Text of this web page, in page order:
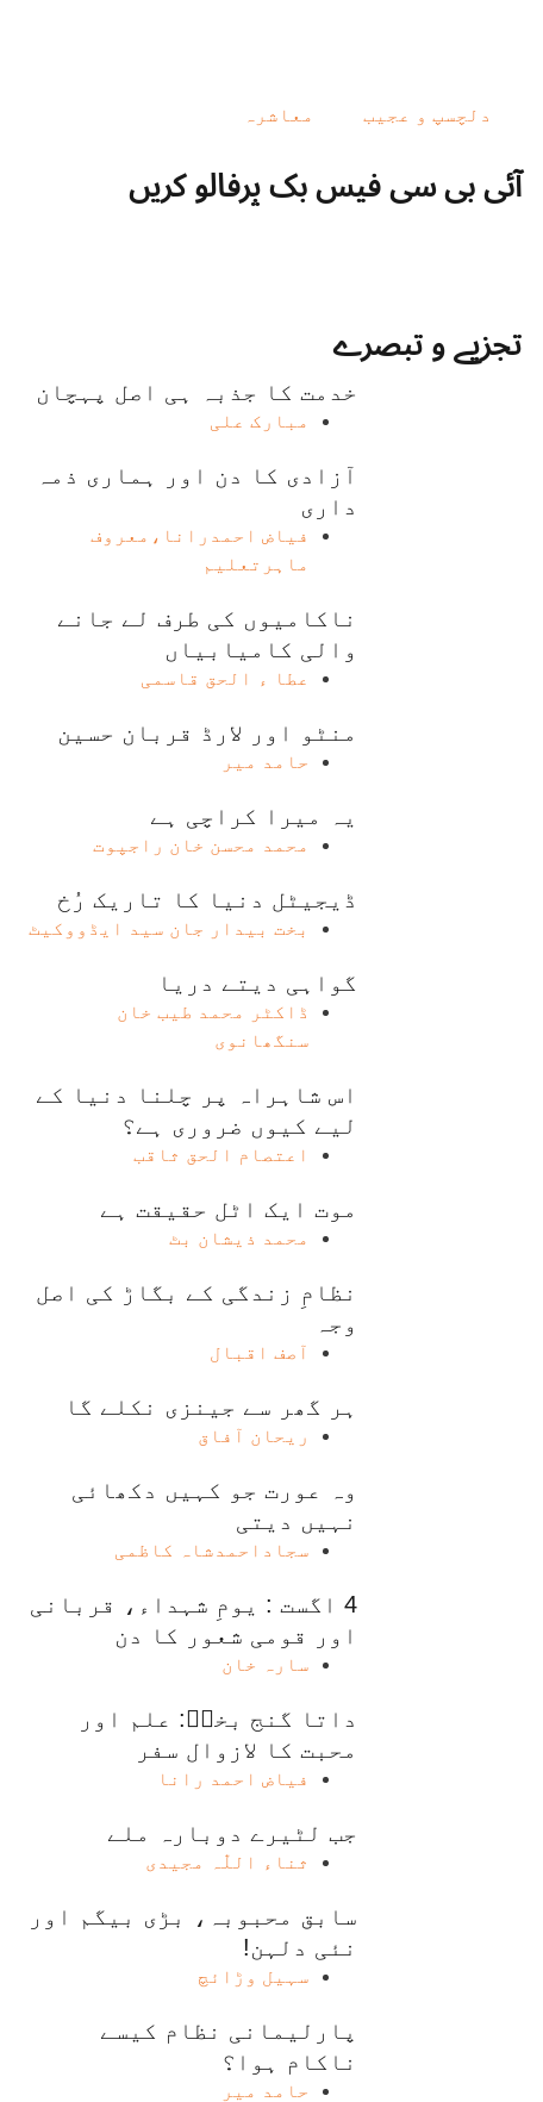
دلچسپ و عجیب معاشرہ
آئی بی سی فیس بک پرفالو کریں
تجزیے و تبصرے
خدمت کا جذبہ ہی اصل پہچان
مبارک علی
آزادی کا دن اور ہماری ذمہ
داری
فیاض احمدرانا،معروف
ماہرتعلیم
ناکامیوں کی طرف لے جانے
والی کامیابیاں
عطا ء الحق قاسمی
منٹو اور لارڈ قربان حسین
حامد میر
یہ میرا کراچی ہے
محمد محسن خان راجپوت
ڈیجیٹل دنیا کا تاریک رُخ
بخت بیدار جان سید ایڈووکیٹ
گواہی دیتے دریا
ڈاکٹر محمد طیب خان
سنگھانوی
اس شاہراہ پر چلنا دنیا کے
لیے کیوں ضروری ہے؟
اعتصام الحق ثاقب
موت ایک اٹل حقیقت ہے
محمد ذیشان بٹ
نظامِ زندگی کے بگاڑ کی اصل
وجہ
آصف اقبال
ہر گھر سے جینزی نکلے گا
ریحان آفاق
وہ عورت جو کہیں دکھائی
نہیں دیتی
سجاداحمدشاہ کاظمی
4 اگست : یومِ شہداء، قربانی
اور قومی شعور کا دن
سارہ خان
داتا گنج بخشؒ: علم اور
محبت کا لازوال سفر
فیاض احمد رانا
جب لٹیرے دوبارہ ملے
ثناء اللّٰہ مجیدی
سابق محبوبہ، بڑی بیگم اور
نئی دلہن!
سہیل وڑائچ
پارلیمانی نظام کیسے
ناکام ہوا؟
حامد میر